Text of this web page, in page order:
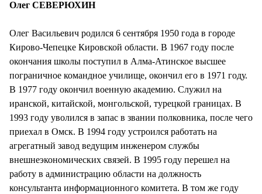
Олег СЕВЕРЮХИН
Олег Васильевич родился 6 сентября 1950 года в городе
Кирово-Чепецке Кировской области. В 1967 году после
окончания школы поступил в Алма-Атинское высшее
пограничное командное училище, окончил его в 1971 году.
В 1977 году окончил военную академию. Служил на
иранской, китайской, монгольской, турецкой границах. В
1993 году уволился в запас в звании полковника, после чего
приехал в Омск. В 1994 году устроился работать на
агрегатный завод ведущим инженером службы
внешнеэкономических связей. В 1995 году перешел на
работу в администрацию области на должность
консультанта информационного комитета. В том же году